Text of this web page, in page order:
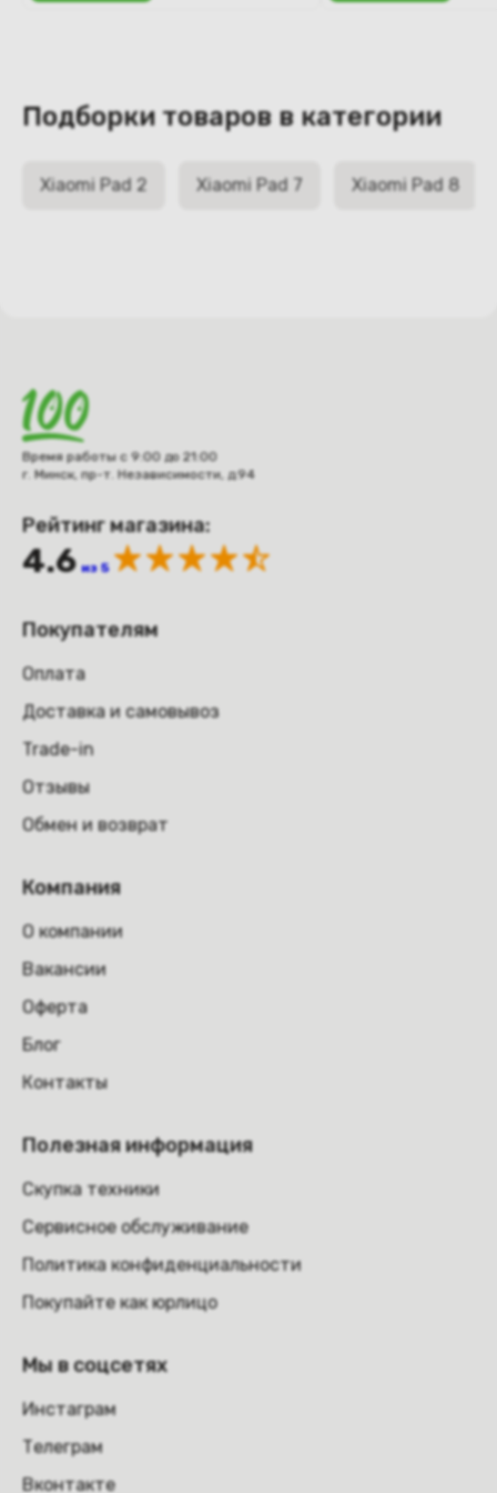
Подборки товаров в категории
Xiaomi Pad 2 Xiaomi Pad 7 Xiaomi Pad 8
Время работы с 9:00 до 21:00
г. Минск, пр-т. Независимости, д.94
Рейтинг магазина:
4.6 из 5
Покупателям
Оплата
Доставка и самовывоз
Trade-in
Отзывы
Обмен и возврат
Компания
О компании
Вакансии
Оферта
Блог
Контакты
Полезная информация
Скупка техники
Сервисное обслуживание
Политика конфиденциальности
Покупайте как юрлицо
Мы в соцсетях
Инстаграм
Телеграм
Вконтакте